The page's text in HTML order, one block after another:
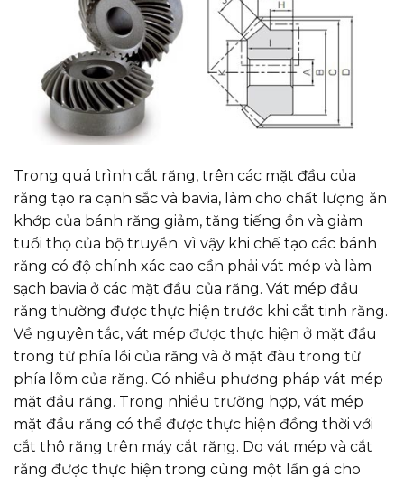
Trong quá trình cắt răng, trên các mặt đầu của
răng tạo ra cạnh sắc và bavia, làm cho chất lượng ăn
khớp của bánh răng giảm, tăng tiếng ồn và giảm
tuổi thọ của bộ truyền. vì vậy khi chế tạo các bánh
răng có độ chính xác cao cần phải vát mép và làm
sạch bavia ở các mặt đầu của răng. Vát mép đầu
răng thường được thực hiện trước khi cắt tinh răng.
Về nguyên tắc, vát mép được thực hiện ở mặt đầu
trong từ phía lồi của răng và ở mặt đàu trong từ
phía lõm của răng. Có nhiều phương pháp vát mép
mặt đầu răng. Trong nhiều trường hợp, vát mép
mặt đầu răng có thể được thực hiện đồng thời với
cắt thô răng trên máy cắt răng. Do vát mép và cắt
răng được thực hiện trong cùng một lần gá cho